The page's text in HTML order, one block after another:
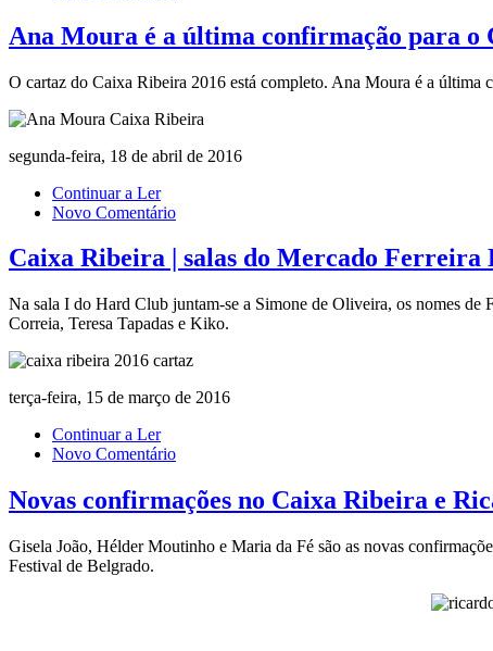
Ana Moura é a última confirmação para o
O cartaz do Caixa Ribeira 2016 está completo. Ana Moura é a última
segunda-feira, 18 de abril de 2016
Continuar a Ler
Novo Comentário
Caixa Ribeira | salas do Mercado Ferreira
Na sala I do Hard Club juntam-se a Simone de Oliveira, os nomes de
Correia, Teresa Tapadas e Kiko.
terça-feira, 15 de março de 2016
Continuar a Ler
Novo Comentário
Novas confirmações no Caixa Ribeira e
Gisela João, Hélder Moutinho e Maria da Fé são as novas
Festival de Belgrado.